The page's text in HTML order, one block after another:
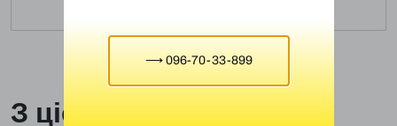
З цієї ж категорії
⟶ 096-70-33-899